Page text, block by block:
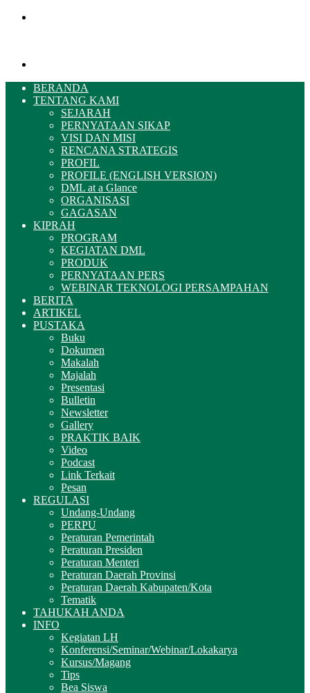
BERANDA
TENTANG KAMI
SEJARAH
PERNYATAAN SIKAP
VISI DAN MISI
RENCANA STRATEGIS
PROFIL
PROFILE (ENGLISH VERSION)
DML at a Glance
ORGANISASI
GAGASAN
KIPRAH
PROGRAM
KEGIATAN DML
PRODUK
PERNYATAAN PERS
WEBINAR TEKNOLOGI PERSAMPAHAN
BERITA
ARTIKEL
PUSTAKA
Buku
Dokumen
Makalah
Majalah
Presentasi
Bulletin
Newsletter
Gallery
PRAKTIK BAIK
Video
Podcast
Link Terkait
Pesan
REGULASI
Undang-Undang
PERPU
Peraturan Pemerintah
Peraturan Presiden
Peraturan Menteri
Peraturan Daerah Provinsi
Peraturan Daerah Kabupaten/Kota
Tematik
TAHUKAH ANDA
INFO
Kegiatan LH
Konferensi/Seminar/Webinar/Lokakarya
Kursus/Magang
Tips
Bea Siswa